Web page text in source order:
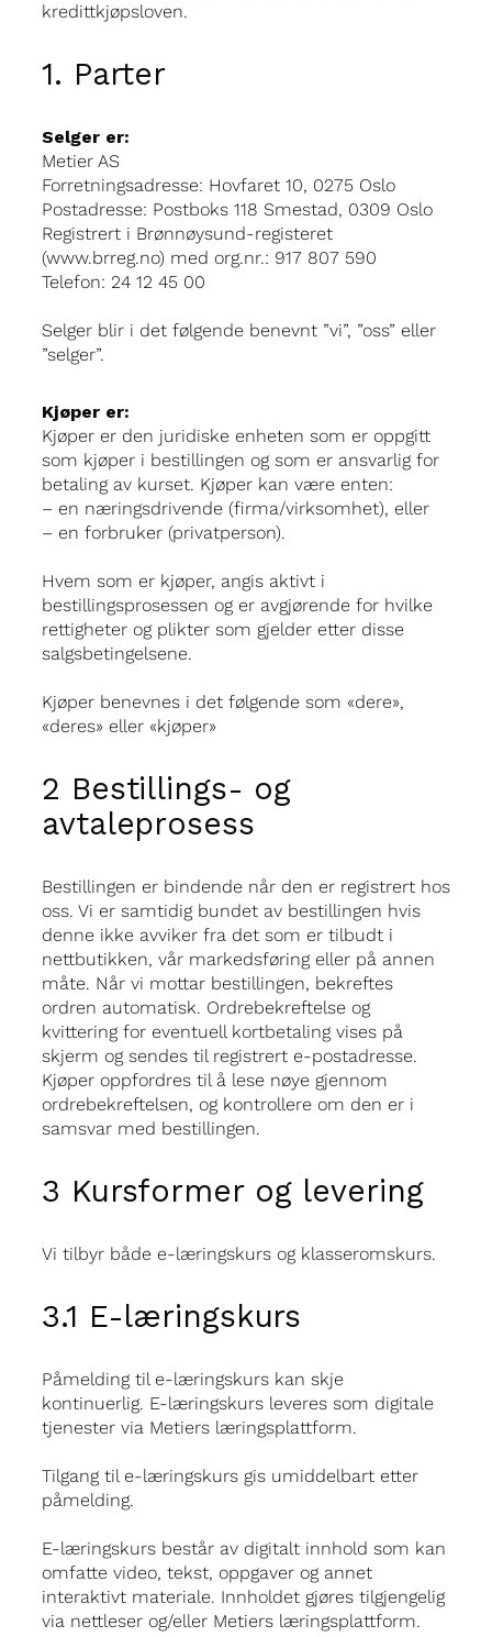
kredittkjøpsloven.
1. Parter
Selger er:
Metier AS
Forretningsadresse: Hovfaret 10, 0275 Oslo
Postadresse: Postboks 118 Smestad, 0309 Oslo
Registrert i Brønnøysund-registeret
(www.brreg.no) med org.nr.: 917 807 590
Telefon: 24 12 45 00
Selger blir i det følgende benevnt ”vi”, ”oss” eller
”selger”.
Kjøper er:
Kjøper er den juridiske enheten som er oppgitt
som kjøper i bestillingen og som er ansvarlig for
betaling av kurset. Kjøper kan være enten:
– en næringsdrivende (firma/virksomhet), eller
– en forbruker (privatperson).
Hvem som er kjøper, angis aktivt i
bestillingsprosessen og er avgjørende for hvilke
rettigheter og plikter som gjelder etter disse
salgsbetingelsene.
Kjøper benevnes i det følgende som «dere»,
«deres» eller «kjøper»
2 Bestillings- og
avtaleprosess
Bestillingen er bindende når den er registrert hos
oss. Vi er samtidig bundet av bestillingen hvis
denne ikke avviker fra det som er tilbudt i
nettbutikken, vår markedsføring eller på annen
måte. Når vi mottar bestillingen, bekreftes
ordren automatisk. Ordrebekreftelse og
kvittering for eventuell kortbetaling vises på
skjerm og sendes til registrert e-postadresse.
Kjøper oppfordres til å lese nøye gjennom
ordrebekreftelsen, og kontrollere om den er i
samsvar med bestillingen.
3 Kursformer og levering
Vi tilbyr både e-læringskurs og klasseromskurs.
3.1 E-læringskurs
Påmelding til e-læringskurs kan skje
kontinuerlig. E-læringskurs leveres som digitale
tjenester via Metiers læringsplattform.
Tilgang til e-læringskurs gis umiddelbart etter
påmelding.
E-læringskurs består av digitalt innhold som kan
omfatte video, tekst, oppgaver og annet
interaktivt materiale. Innholdet gjøres tilgjengelig
via nettleser og/eller Metiers læringsplattform.